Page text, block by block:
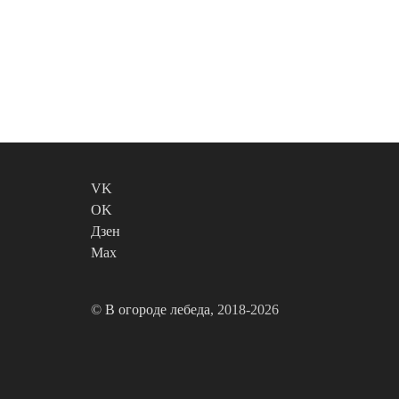
VK
OK
Дзен
Max
© В огороде лебеда, 2018-2026